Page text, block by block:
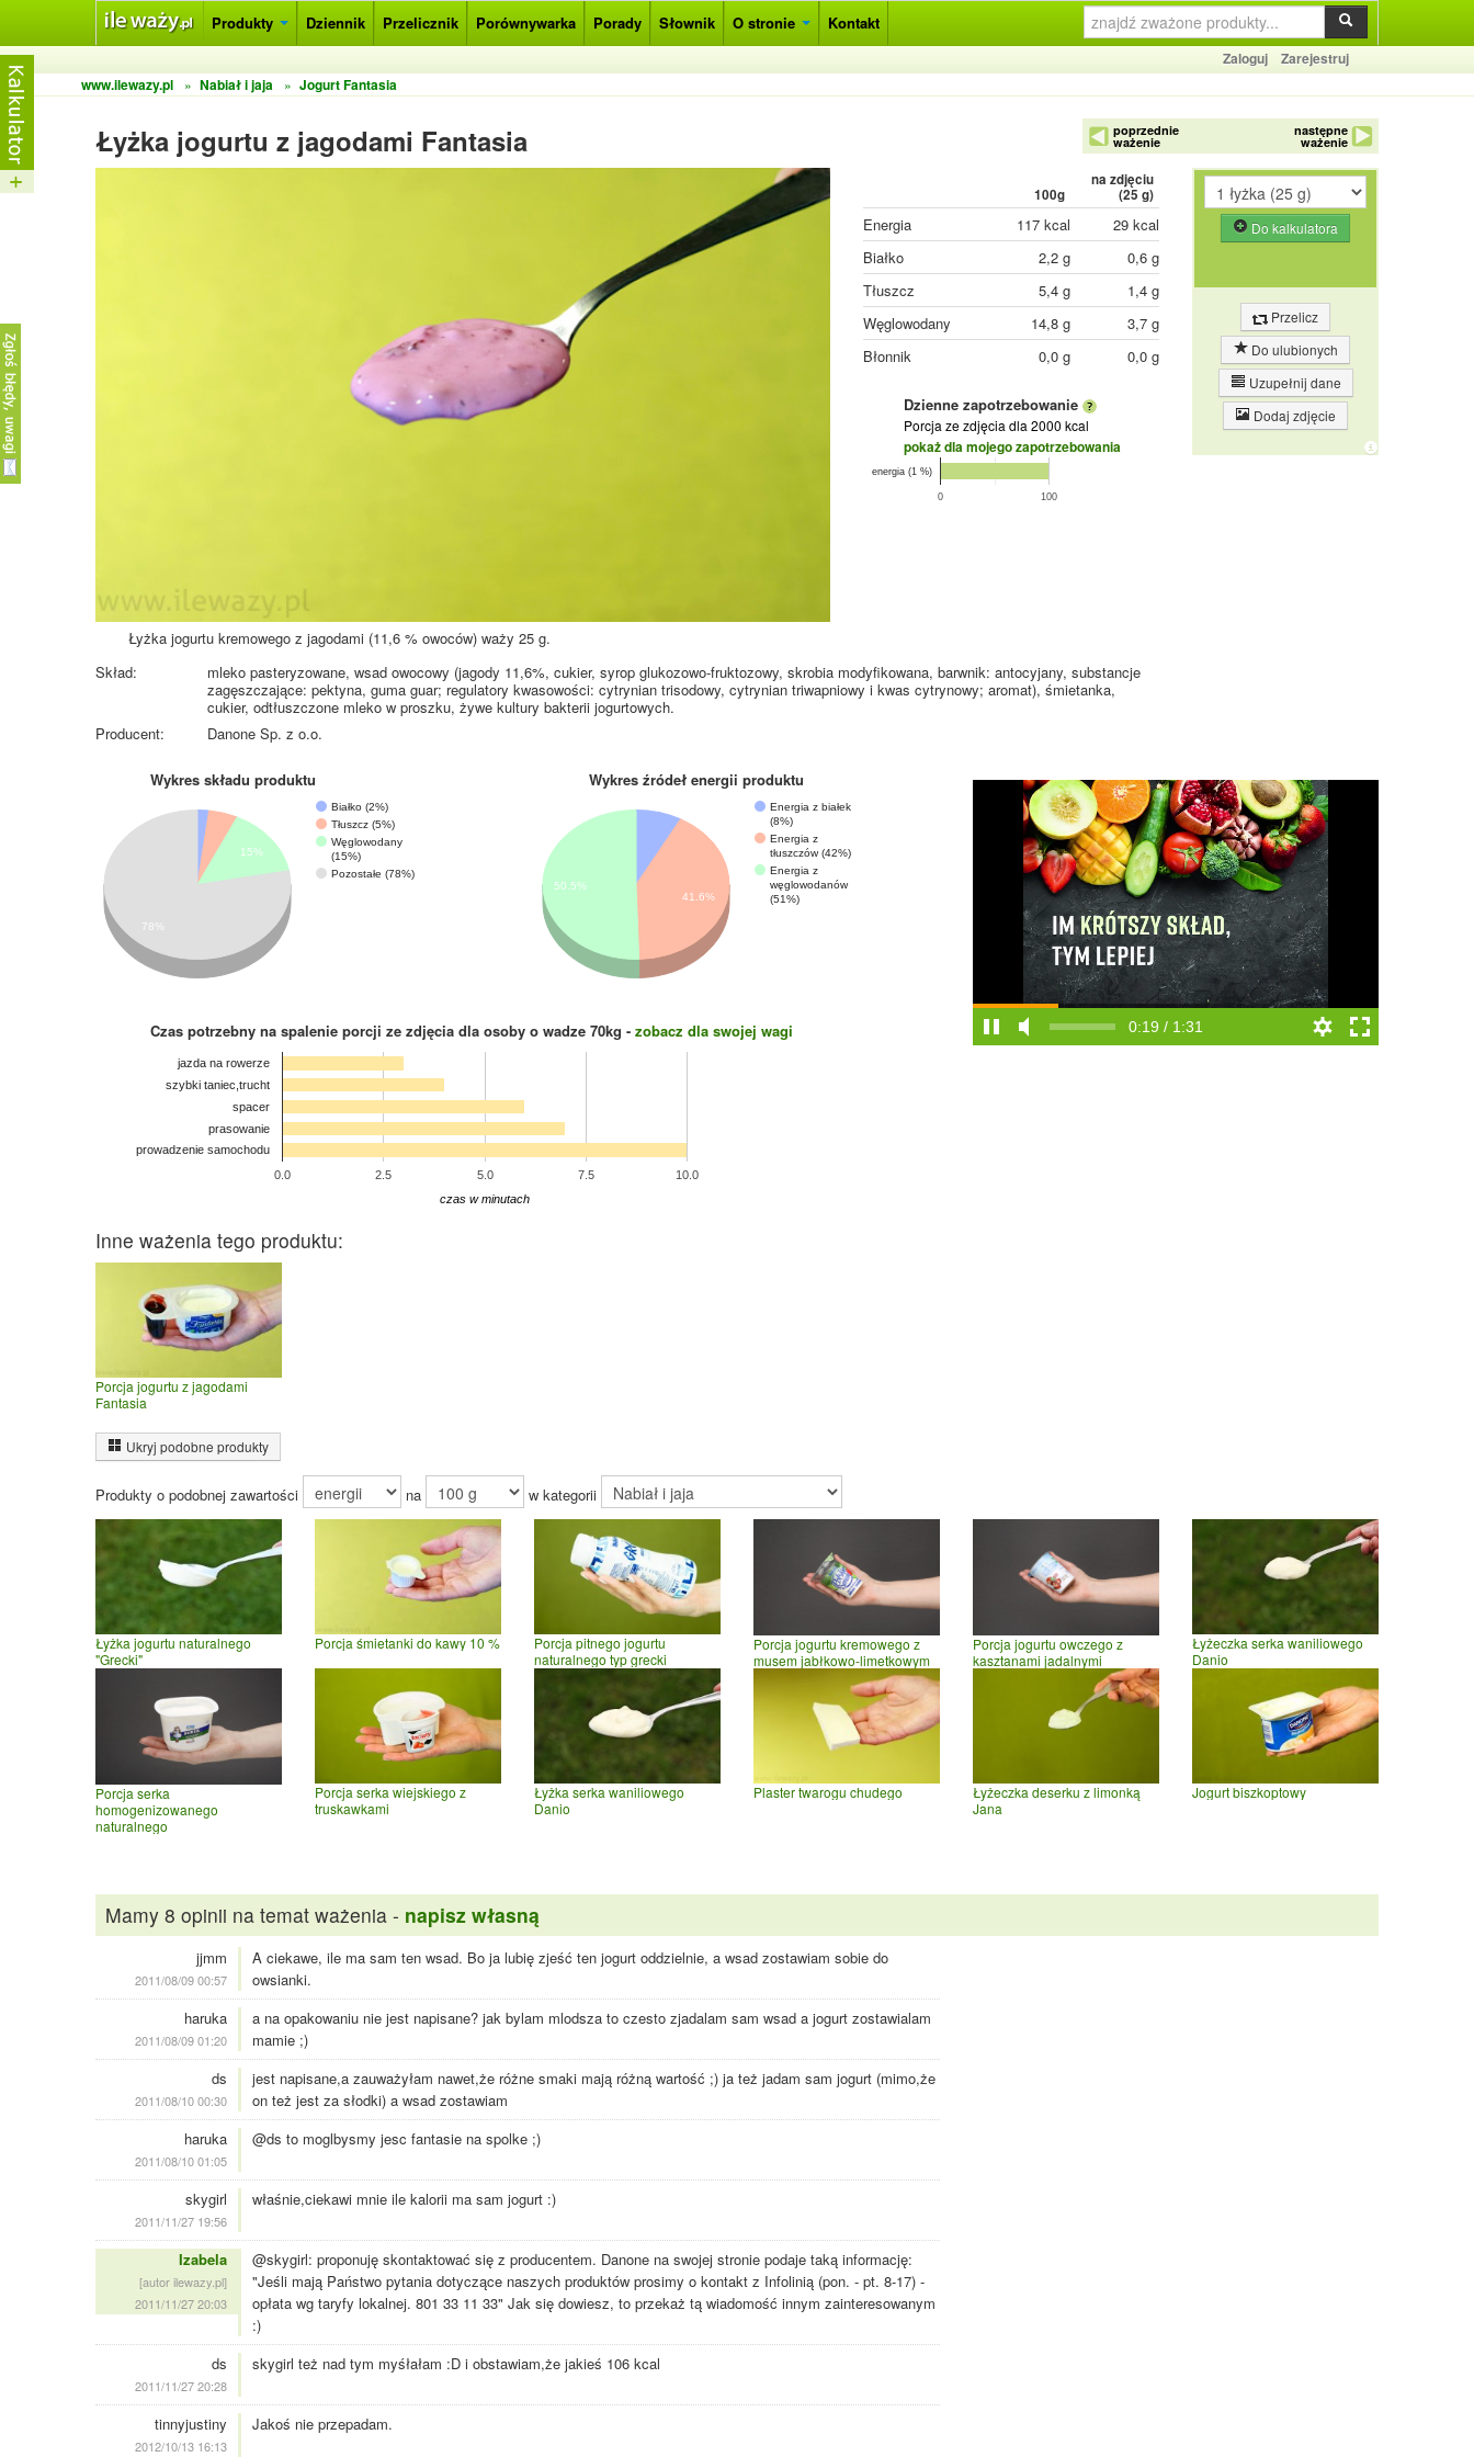
Produkty Dziennik Przelicznik Porównywarka Porady Słownik O stronie Kontakt
Zaloguj
Zarejestruj
www.ilewazy.pl
» Nabiał i jaja » Jogurt Fantasia
Łyżka jogurtu z jagodami Fantasia poprzednie
ważenie
następne
ważenie
Łyżka jogurtu kremowego z jagodami (11,6 % owoców) waży 25 g.
100g
na zdjęciu
(25 g)
Energia 117 kcal
29 kcal
Białko
2,2 g
0,6 g
Tłuszcz
5,4 g
1,4 g
Węglowodany
14,8 g
3,7 g
Błonnik
0,0 g 0,0 g
Dzienne zapotrzebowanie
Porcja ze zdjęcia dla 2000 kcal
pokaż dla mojego zapotrzebowania
0 100
energia (1 %)
Do kalkulatora
Przelicz
Do ulubionych
Uzupełnij dane
Dodaj zdjęcie
Skład:
mleko pasteryzowane, wsad owocowy (jagody 11,6%, cukier, syrop glukozowo-fruktozowy, skrobia modyfikowana, barwnik: antocyjany, substancje
zagęszczające: pektyna, guma guar; regulatory kwasowości: cytrynian trisodowy, cytrynian triwapniowy i kwas cytrynowy; aromat), śmietanka,
cukier, odtłuszczone mleko w proszku, żywe kultury bakterii jogurtowych.
Producent:
Danone Sp. z o.o.
Wykres składu produktu
Białko (2%)
Tłuszcz (5%)
Węglowodany
(15%)
Pozostałe (78%)
15%
78%
Wykres źródeł energii produktu
Energia z białek
(8%)
Energia z
tłuszczów (42%)
Energia z
węglowodanów
(51%)
41.6%
50.5%
Czas potrzebny na spalenie porcji ze zdjęcia dla osoby o wadze 70kg - zobacz dla swojej wagi
0.0 2.5 5.0 7.5 10.0
jazda na rowerze
szybki taniec,trucht
spacer
prasowanie
prowadzenie samochodu
czas w minutach
0:20 / 1:31
Inne ważenia tego produktu:
Porcja jogurtu z jagodami
Fantasia
Ukryj podobne produkty
Produkty o podobnej zawartości na w kategorii
Łyżka jogurtu naturalnego
"Grecki"
Porcja śmietanki do kawy 10 %
Porcja pitnego jogurtu
naturalnego typ grecki
Porcja jogurtu kremowego z
musem jabłkowo-limetkowym
Porcja jogurtu owczego z
kasztanami jadalnymi
Łyżeczka serka waniliowego
Danio
Porcja serka
homogenizowanego
naturalnego
Porcja serka wiejskiego z
truskawkami
Łyżka serka waniliowego
Danio
Plaster twarogu chudego
Łyżeczka deserku z limonką
Jana
Jogurt biszkoptowy
Mamy 8 opinii na temat ważenia - napisz własną
jjmm
2011/08/09 00:57
A ciekawe, ile ma sam ten wsad. Bo ja lubię zjeść ten jogurt oddzielnie, a wsad zostawiam sobie do
owsianki.
haruka
2011/08/09 01:20
a na opakowaniu nie jest napisane? jak bylam mlodsza to czesto zjadalam sam wsad a jogurt zostawialam
mamie ;)
ds
2011/08/10 00:30
jest napisane,a zauważyłam nawet,że różne smaki mają różną wartość ;) ja też jadam sam jogurt (mimo,że
on też jest za słodki) a wsad zostawiam
haruka
2011/08/10 01:05
@ds to moglbysmy jesc fantasie na spolke ;)
skygirl
2011/11/27 19:56
właśnie,ciekawi mnie ile kalorii ma sam jogurt :)
Izabela
[autor ilewazy.pl]
2011/11/27 20:03
@skygirl: proponuję skontaktować się z producentem. Danone na swojej stronie podaje taką informację:
"Jeśli mają Państwo pytania dotyczące naszych produktów prosimy o kontakt z Infolinią (pon. - pt. 8-17) -
opłata wg taryfy lokalnej. 801 33 11 33" Jak się dowiesz, to przekaż tą wiadomość innym zainteresowanym
:)
ds
2011/11/27 20:28
skygirl też nad tym myśłałam :D i obstawiam,że jakieś 106 kcal
tinnyjustiny
2012/10/13 16:13
Jakoś nie przepadam.